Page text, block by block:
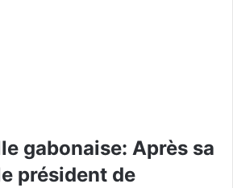
gabonaise: Après sa
président de